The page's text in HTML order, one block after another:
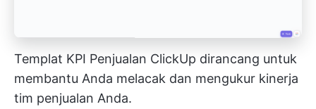
Templat KPI Penjualan ClickUp dirancang untuk
membantu Anda melacak dan mengukur kinerja
tim penjualan Anda.